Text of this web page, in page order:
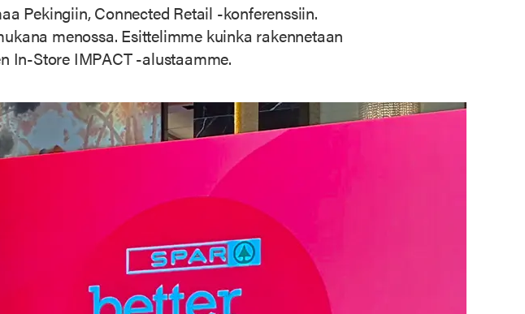
Pekingiin, Connected Retail -konferenssiin.
menossa. Esittelimme kuinka rakennetaan
In-Store IMPACT -alustaamme.